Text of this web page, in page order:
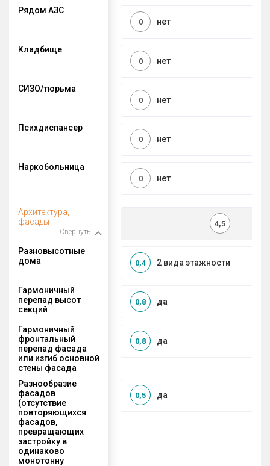
Рядом АЗС
нет
0
Кладбище
нет
0
СИЗО/тюрьма
нет
0
Психдиспансер
нет
0
Наркобольница
нет
0
Архитектура,
фасады
Свернуть
4,5
Разновысотные
дома
2 вида этажности
0,4
Гармоничный
перепад высот
секций
да
0,8
Гармоничный
фронтальный
перепад фасада
или изгиб основной
стены фасада
да
0,8
Разнообразие
фасадов
(отсутствие
повторяющихся
фасадов,
превращающих
застройку в
одинаково
монотонну
да
0,5